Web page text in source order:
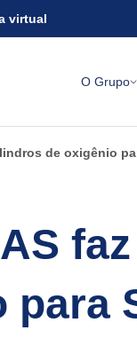
virtual
O Grupo
de oxigênio
para